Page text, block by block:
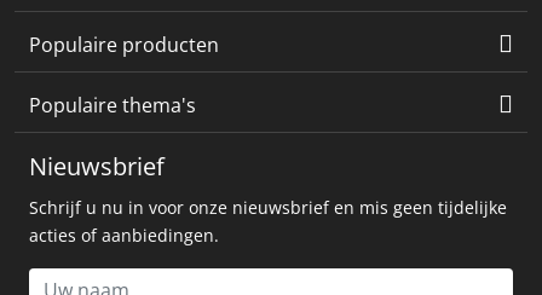
Populaire producten
Populaire thema's
Nieuwsbrief
Schrijf u nu in voor onze nieuwsbrief en mis geen tijdelijke
acties of aanbiedingen.